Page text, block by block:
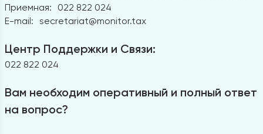
Приемная:
022 822 024
E-mail: secretariat@monitor.tax
Центр Поддержки и Связи:
022 822 024
Вам необходим оперативный и полный ответ
на вопрос?